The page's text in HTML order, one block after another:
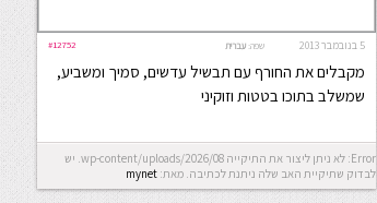
5 בנובמבר 2013 #12752 שפה: עברית
מקבלים את החורף עם תבשיל עדשים, סמיך ומשביע,
שמשלב בתוכו בטטות וזוקיני
Error: לא ניתן ליצור את התיקייה wp-content/uploads/2026/08. יש
לבדוק שתיקיית האב שלה ניתנת לכתיבה. מאת: mynet